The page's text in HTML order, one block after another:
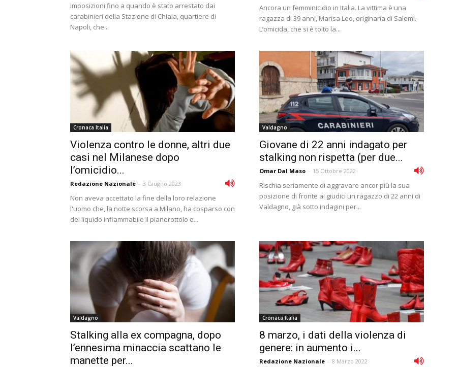
imposizioni fino a quando è stato arrestato dai
carabinieri della Stazione di Chiaia, quartiere di
Napoli, che...
Ancora un femminicidio in Italia. La vittima è una
ragazza di 39 anni, Marisa Leo, originaria di Salemi.
L’omicida, che si è tolto la...
Cronaca Italia
Violenza contro le donne, altri due
casi nel Milanese dopo
l’omicidio...
Redazione Nazionale - 3 Giugno 2023
Non aveva accettato la fine della loro relazione
l'uomo che, la notte scorsa a Milano, ha cosparso con
del liquido infiammabile il pianerottolo e...
Valdagno
Giovane di 22 anni indagato per
stalking non rispetta (per due...
Omar Dal Maso - 15 Ottobre 2022
Rischia seriamente di aggravare ancor più la sua
posizione di fronte ai giudici un ragazzo di 22 anni di
Valdagno, già sotto indagini per...
Valdagno
Stalking alla ex compagna, dopo
l’ennesima minaccia scattano le
manette per...
Cronaca Italia
8 marzo, i dati della violenza di
genere: in aumento i...
Redazione Nazionale - 8 Marzo 2022